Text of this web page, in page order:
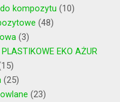
kompozytu 10
48
3
EKO AŻUR
15
25
23